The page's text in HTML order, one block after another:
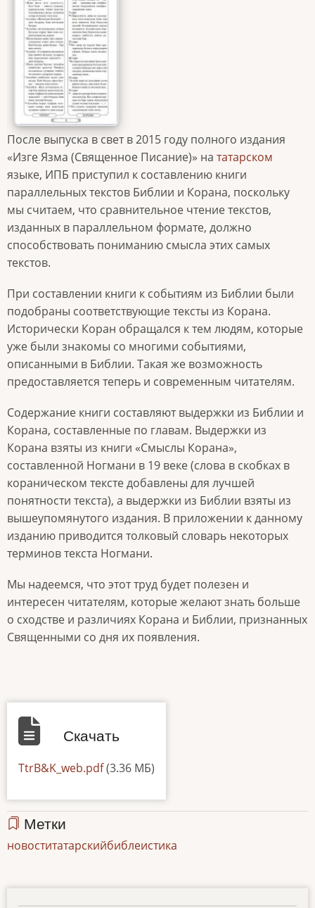
После выпуска в свет в 2015 году полного издания
«Изге Язма (Священное Писание)» на татарском
языке, ИПБ приступил к составлению книги
параллельных текстов Библии и Корана, поскольку
мы считаем, что сравнительное чтение текстов,
изданных в параллельном формате, должно
способствовать пониманию смысла этих самых
текстов.
При составлении книги к событиям из Библии были
подобраны соответствующие тексты из Корана.
Исторически Коран обращался к тем людям, которые
уже были знакомы со многими событиями,
описанными в Библии. Такая же возможность
предоставляется теперь и современным читателям.
Содержание книги составляют выдержки из Библии и
Корана, составленные по главам. Выдержки из
Корана взяты из книги «Смыслы Корана»,
составленной Ногмани в 19 веке (слова в скобках в
кораническом тексте добавлены для лучшей
понятности текста), а выдержки из Библии взяты из
вышеупомянутого издания. В приложении к данному
изданию приводится толковый словарь некоторых
терминов текста Ногмани.
Мы надеемся, что этот труд будет полезен и
интересен читателям, которые желают знать больше
о сходстве и различиях Корана и Библии, признанных
Священными со дня их появления.
Скачать
Документ
TtrB&K_web.pdf(3.36 МБ)
Метки
новоститатарскийбиблеистика